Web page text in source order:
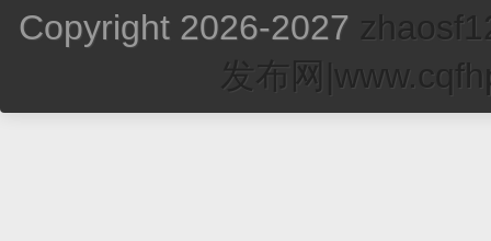
Copyright 2026-2027
发布网